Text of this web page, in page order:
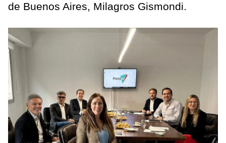
de Buenos Aires, Milagros Gismondi.